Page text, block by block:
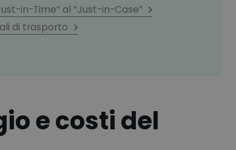
in-Time” al “Just-in-Case”
di trasporto
e costi del